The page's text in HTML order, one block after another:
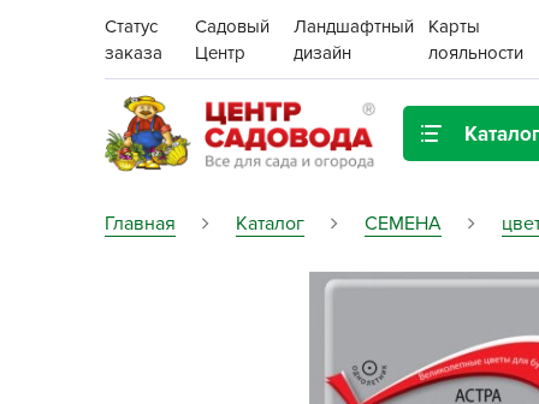
Статус
заказа
Садовый
Центр
Ландшафтный
дизайн
Карты
лояльности
Газонная трава
Грунты, дренаж, мульча
Ёмкости для рассады и
Цена:
Поиск
Главная Каталог СЕМЕНА